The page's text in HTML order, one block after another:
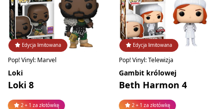
Edycja limitowana
Pop! Vinyl: Marvel
Loki
Loki 8
2 + 1 za złotówkę
Edycja limitowana
Pop! Vinyl: Telewizja
Gambit królowej
Beth Harmon 4
2 + 1 za złotówkę